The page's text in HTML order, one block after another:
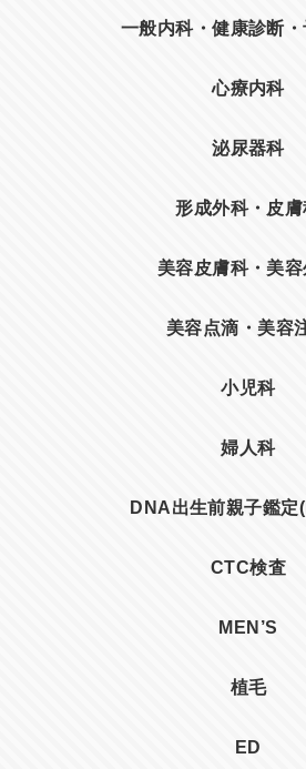
一般内科・健康診断
心療内科
泌尿器科
形成外科・皮
美容皮膚科・美
美容点滴・美容
小児科
婦人科
DNA出生前親子鑑定
CTC検査
MEN’S
植毛
ED